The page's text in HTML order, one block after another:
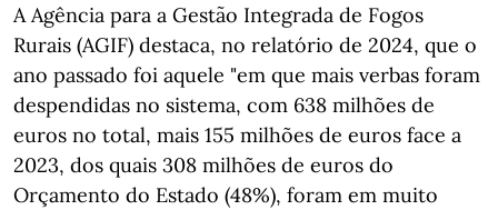
A Agência para a Gestão Integrada de Fogos
Rurais (AGIF) destaca, no relatório de 2024, que o
ano passado foi aquele "em que mais verbas foram
despendidas no sistema, com 638 milhões de
euros no total, mais 155 milhões de euros face a
2023, dos quais 308 milhões de euros do
Orçamento do Estado (48%), foram em muito